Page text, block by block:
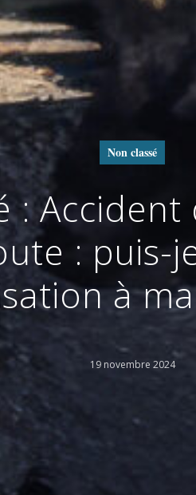
Non classé
:
: puis-
à
19 novembre 2024